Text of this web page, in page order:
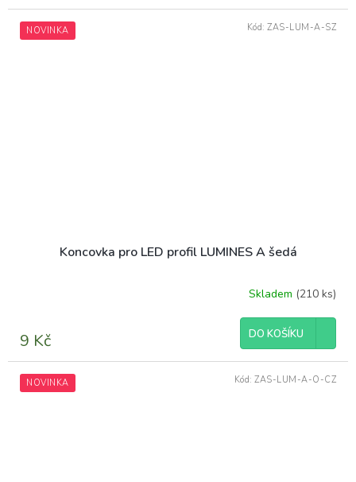
NOVINKA
Koncovka pro LED profil LUMINES A šedá
Skladem (210 ks)
9 Kč DO KOŠÍKU
Kód: ZAS-LUM-A-SZ
NOVINKA Kód: ZAS-LUM-A-O-CZ